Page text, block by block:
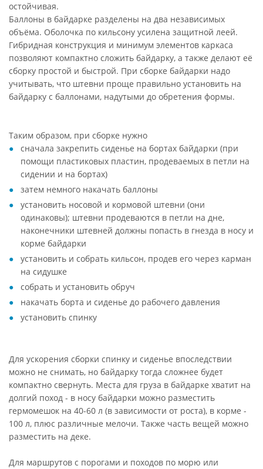
остойчивая.
Баллоны в байдарке разделены на два независимых
объёма. Оболочка по кильсону усилена защитной леей.
Гибридная конструкция и минимум элементов каркаса
позволяют компактно сложить байдарку, а также делают её
сборку простой и быстрой. При сборке байдарки надо
учитывать, что штевни проще правильно установить на
байдарку с баллонами, надутыми до обретения формы.
Таким образом, при сборке нужно
сначала закрепить сиденье на бортах байдарки (при
помощи пластиковых пластин, продеваемых в петли на
сидении и на бортах)
затем немного накачать баллоны
установить носовой и кормовой штевни (они
одинаковы); штевни продеваются в петли на дне,
наконечники штевней должны попасть в гнезда в носу и
корме байдарки
установить и собрать кильсон, продев его через карман
на сидушке
собрать и установить обруч
накачать борта и сиденье до рабочего давления
установить спинку
Для ускорения сборки спинку и сиденье впоследствии
можно не снимать, но байдарку тогда сложнее будет
компактно свернуть. Места для груза в байдарке хватит на
долгий поход - в носу байдарки можно разместить
гермомешок на 40-60 л (в зависимости от роста), в корме -
100 л, плюс различные мелочи. Также часть вещей можно
разместить на деке.
Для маршрутов с порогами и походов по морю или